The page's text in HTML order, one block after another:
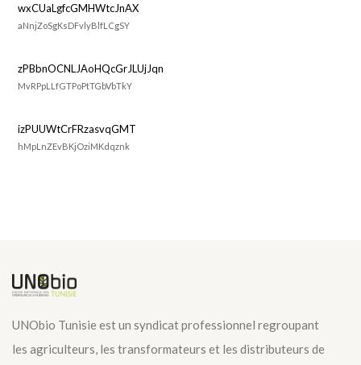
wxCUaLgfcGMHWtcJnAX
aNnjZoSgKsDFvlyBlfLCgSY
zPBbnOCNLJAoHQcGrJLUjJqn
MvRPpLLfGTPoPtTGbVbTkY
izPUUWtCrFRzasvqGMT
hMpLnZEvBKjOziMKdqznk
UNObio Tunisie est un syndicat professionnel regroupant
les agriculteurs, les transformateurs et les distributeurs de